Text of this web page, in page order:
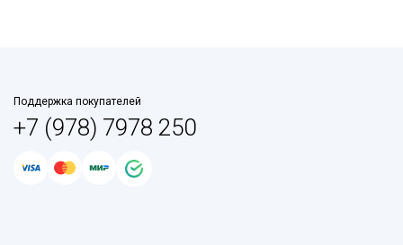
Поддержка покупателей
+7 (978) 7978 250